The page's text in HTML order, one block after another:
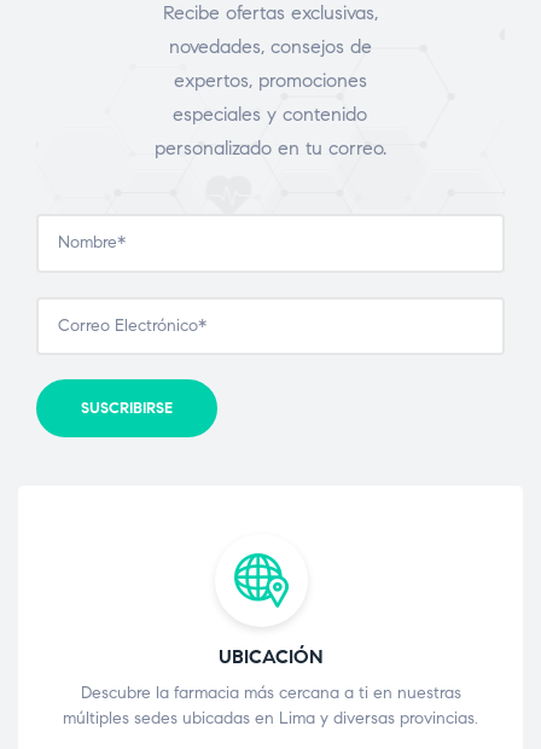
Recibe ofertas exclusivas,
novedades, consejos de
expertos, promociones
especiales y contenido
personalizado en tu correo.
UBICACIÓN
Descubre la farmacia más cercana a ti en nuestras
múltiples sedes ubicadas en Lima y diversas provincias.